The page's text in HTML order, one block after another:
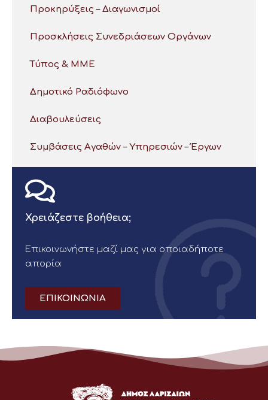
Προκηρύξεις – Διαγωνισμοί
Προσκλήσεις Συνεδριάσεων Οργάνων
Τύπος & ΜΜΕ
Δημοτικό Ραδιόφωνο
Διαβουλεύσεις
Συμβάσεις Αγαθών – Υπηρεσιών – Έργων
Χρειάζεστε βοήθεια;
Επικοινωνήστε μαζί μας για οποιαδήποτε
απορία
ΕΠΙΚΟΙΝΩΝΙΑ